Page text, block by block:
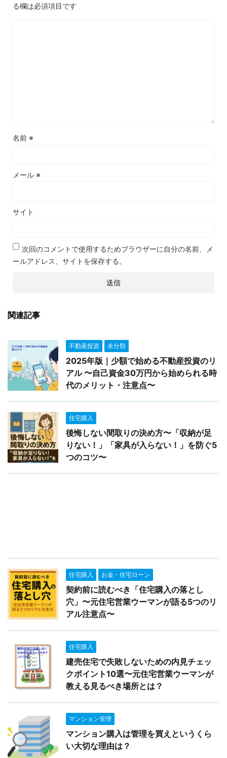
る欄は必須項目です
名前 ※
メール ※
サイト
次回のコメントで使用するためブラウザーに自分の名前、メ
ールアドレス、サイトを保存する。
関連記事
不動産投資 未分類
2025年版｜少額で始める不動産投資のリ
アル 〜自己資金30万円から始められる時
代のメリット・注意点〜
住宅購入
後悔しない間取りの決め方〜「収納が足
りない！」「家具が入らない！」を防ぐ5
つのコツ〜
住宅購入 お金・住宅ローン
契約前に読むべき「住宅購入の落とし
穴」〜元住宅営業ウーマンが語る5つのリ
アル注意点〜
住宅購入
建売住宅で失敗しないための内見チェッ
クポイント10選〜元住宅営業ウーマンが
教える見るべき場所とは？
マンション管理
マンション購入は管理を買えというくら
い大切な理由は？